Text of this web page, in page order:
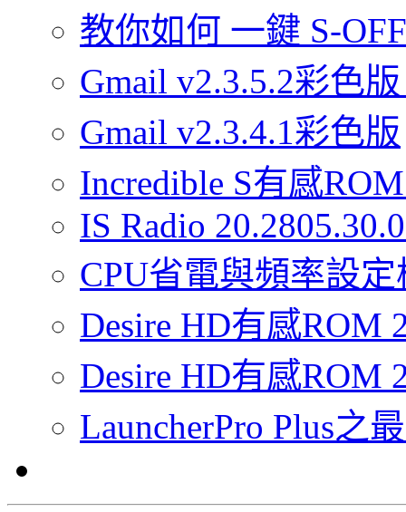
教你如何 一鍵 S-
Gmail v2.3.5.2彩色
Gmail v2.3.4.1彩色版
Incredible S有感
IS Radio
CPU省電與頻率設定
Desire HD有感ROM
Desire HD有感ROM
LauncherPro Plus之